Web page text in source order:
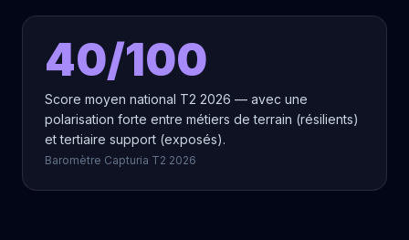
40/100
Score moyen national T2 2026 — avec une
polarisation forte entre métiers de terrain (résilients)
et tertiaire support (exposés).
Baromètre Capturia T2 2026